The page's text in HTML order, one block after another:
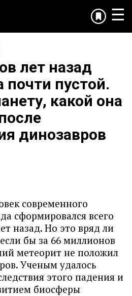
☰
лет назад
почти пустой.
какой она
динозавров
современного
сформировался всего
назад. Но это вряд ли
бы за 66 миллионов
метеорит не положил
Ученым удалось
этого падения и
биосферы